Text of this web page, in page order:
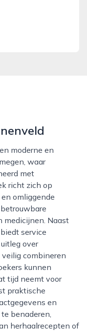
waar
met
richt zich op
omliggende
medicijnen. Naast
service
over
combineren
kunnen
tijd neemt voor
praktische
en
benaderen,
herhaalrecepten of